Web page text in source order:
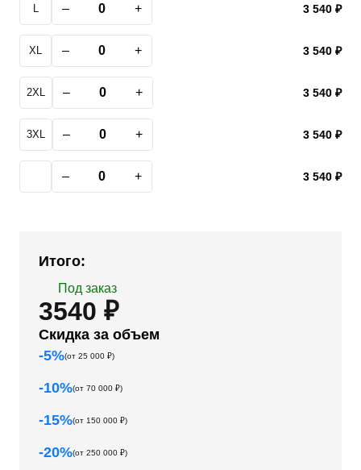
L – + 3 540 ₽
XL – + 3 540 ₽
2XL – + 3 540 ₽
3XL – + 3 540 ₽
– + 3 540 ₽
Итого:
Под заказ
3540 ₽
Скидка за объем
-5%(от 25 000 ₽)
-10%(от 70 000 ₽)
-15%(от 150 000 ₽)
-20%(от 250 000 ₽)